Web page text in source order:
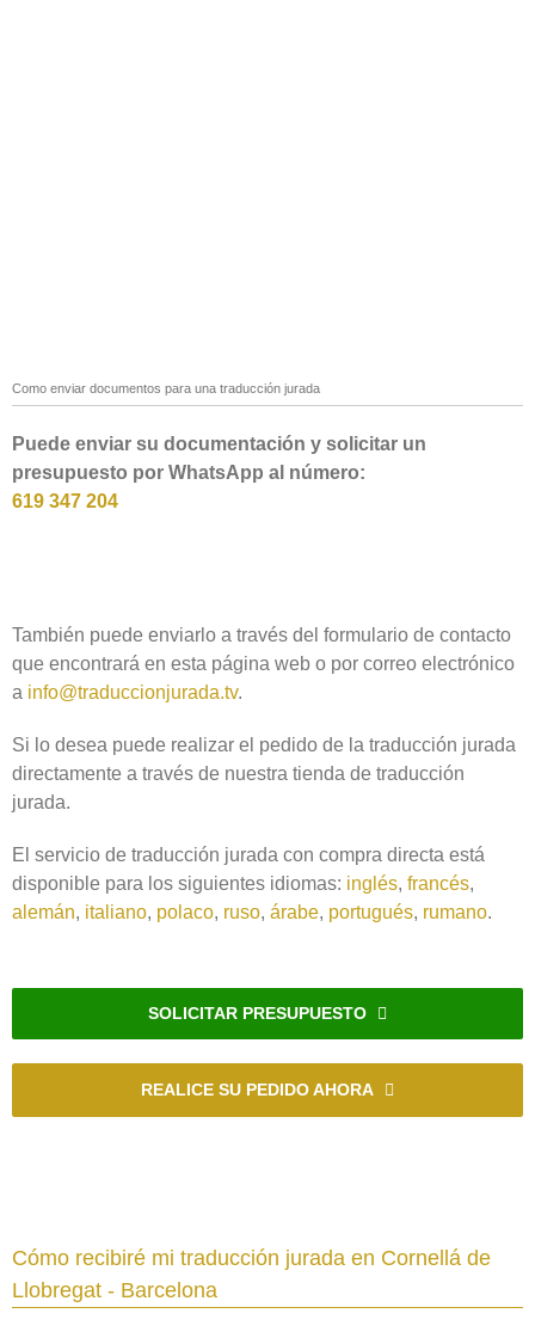
Como enviar documentos para una traducción jurada
Puede enviar su documentación y solicitar un
presupuesto por WhatsApp al número:
619 347 204
También puede enviarlo a través del formulario de contacto
que encontrará en esta página web o por correo electrónico
a info@traduccionjurada.tv.
Si lo desea puede realizar el pedido de la traducción jurada
directamente a través de nuestra tienda de traducción
jurada.
El servicio de traducción jurada con compra directa está
disponible para los siguientes idiomas: inglés, francés,
alemán, italiano, polaco, ruso, árabe, portugués, rumano.
SOLICITAR PRESUPUESTO
REALICE SU PEDIDO AHORA
Cómo recibiré mi traducción jurada en Cornellá de
Llobregat - Barcelona